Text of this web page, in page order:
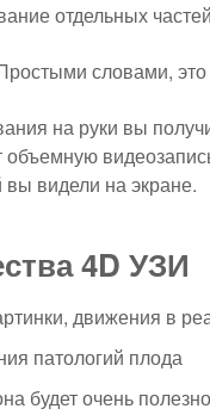
отдельных
словами,
на руки вы
видели на экране.
4D УЗИ
движения в
патологий плода
будет очень